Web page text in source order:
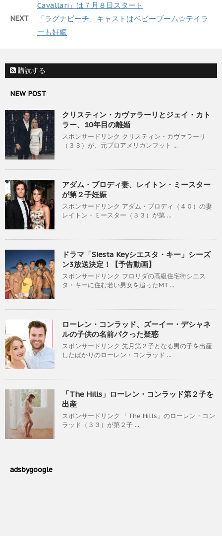
Cavallari」は７月８日スタート
NEXT
「ラグナビーチ」キャストはベビーブーム☆テイラ
ーも妊娠
購読する
NEW POST
クリスティン・カヴァラーリとジェイ・カト
ラー、10年目の離婚
スポンサードリンク クリスティン・カヴァラーリ
（３３）が、元プロアメリカンフット ...
アダム・ブロディ妻、レイトン・ミースター
が第２子妊娠
スポンサードリンク アダム・ブロディ（４０）の妻
レイトン・ミースター（３３）が第 ...
ドラマ「Siesta Keyシエスタ・キー」シーズ
ン3放送決定！【予告動画】
スポンサードリンク フロリダの高級住宅街シエス
タ・キーに住む若い男女を追ったMT ...
ローレン・コンラッド、ズーイー・デシャネ
ルの子供の名前パクった疑惑
スポンサードリンク 先月第２子となる男の子を出産
したばかりのローレン・コンラッド ...
「The Hills」ローレン・コンラッド第２子を
出産
スポンサードリンク 「The Hills」のローレン・コン
ラッド（３３）が第２子 ...
adsbygoogle